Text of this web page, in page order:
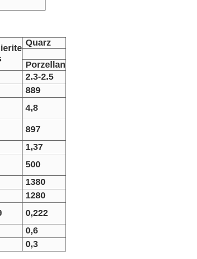
Quarz
Porzellan
2.3-2.5
889
4,8
897
1,37
500
1380
1280
0,222
0,6
0,3